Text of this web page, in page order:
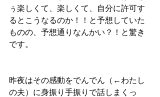
ぅ楽しくて、楽しくて、自分に許可す
るとこうなるのか！！と予想していた
ものの、予想通りなんかい？！と驚き
です。
昨夜はその感動をでんでん（←わたし
の夫）に身振り手振りで話しまくっ